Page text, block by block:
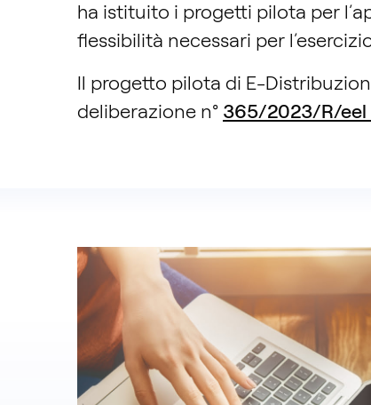
ha istituito i progetti pilota per
flessibilità necessari per
Il progetto pilota di E-
deliberazione n° 365/2023/R/